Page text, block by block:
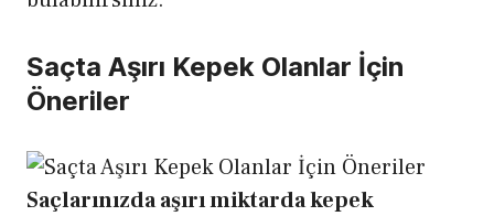
Saçta Aşırı Kepek Olanlar İçin
Öneriler
Saçlarınızda aşırı miktarda kepek